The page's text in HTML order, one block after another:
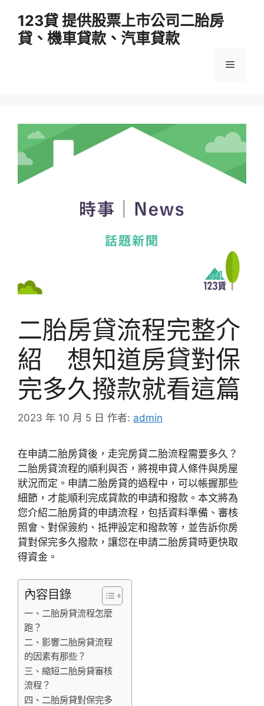
123貸 提供股票上市公司二胎房
貸、機車貸款、汽車貸款
選
二胎房貸流程完整介
紹 想知道房貸對保
完多久撥款就看這篇
2023 年 10 月 5 日 作者: admin
在申請二胎房貸後，走完房貸二胎流程需要多久？
二胎房貸流程的順利與否，將視申貸人條件與房屋
狀況而定。申請二胎房貸的過程中，可以帳握那些
細節，才能順利完成貸款的申請和撥款。本文將為
您介紹二胎房貸的申請流程，包括資料準備、審核
照會、對保簽約、抵押設定和撥款等，並告訴你房
貸對保完多久撥款，讓您在申請二胎房貸時更快取
得資金。
內容目錄
一、二胎房貸流程怎麼
跑？
二、影響二胎房貸流程
的因素有那些？
三、縮短二胎房貸審核
流程？
四、二胎房貸對保完多